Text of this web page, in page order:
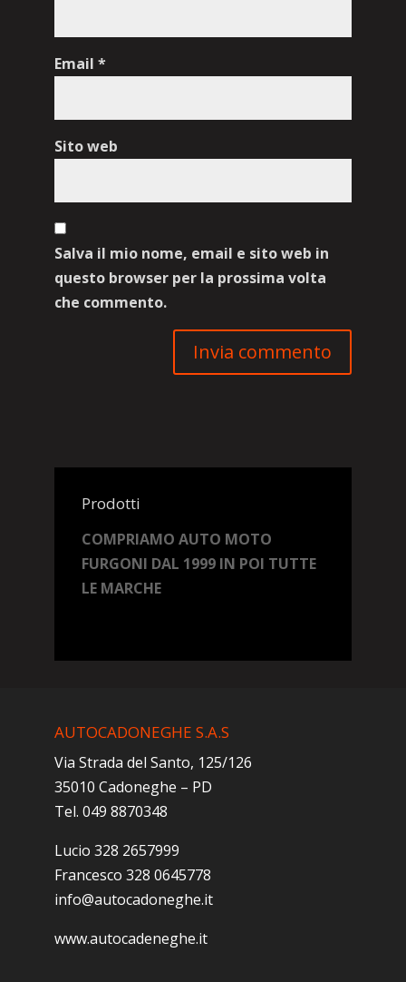
Email *
Sito web
Salva il mio nome, email e sito web in
questo browser per la prossima volta
che commento.
Prodotti
COMPRIAMO AUTO MOTO
FURGONI DAL 1999 IN POI TUTTE
LE MARCHE
AUTOCADONEGHE S.A.S
Via Strada del Santo, 125/126
35010 Cadoneghe – PD
Tel. 049 8870348
Lucio 328 2657999
Francesco 328 0645778
info@autocadoneghe.it
www.autocadeneghe.it